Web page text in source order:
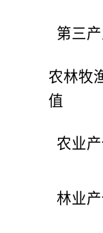
第三
农林牧
值
农业
林业